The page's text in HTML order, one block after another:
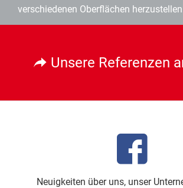
verschiedenen Oberflächen
Unsere Referenzen
Neuigkeiten über uns, unser